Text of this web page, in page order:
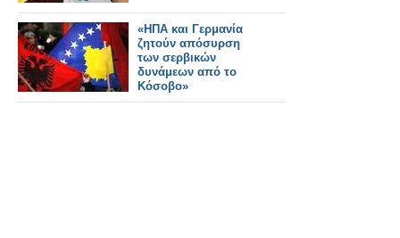
«ΗΠΑ και Γερμανία
ζητούν απόσυρση
των σερβικών
δυνάμεων από το
Κόσοβο»